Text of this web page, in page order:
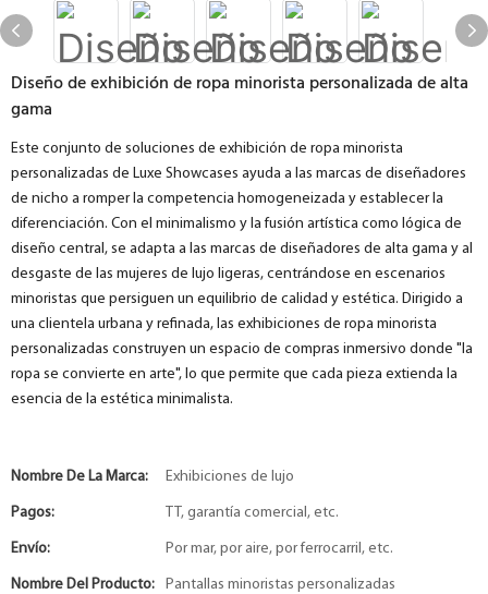
Diseño de exhibición de ropa minorista personalizada de alta
gama
Este conjunto de soluciones de exhibición de ropa minorista
personalizadas de Luxe Showcases ayuda a las marcas de diseñadores
de nicho a romper la competencia homogeneizada y establecer la
diferenciación. Con el minimalismo y la fusión artística como lógica de
diseño central, se adapta a las marcas de diseñadores de alta gama y al
desgaste de las mujeres de lujo ligeras, centrándose en escenarios
minoristas que persiguen un equilibrio de calidad y estética. Dirigido a
una clientela urbana y refinada, las exhibiciones de ropa minorista
personalizadas construyen un espacio de compras inmersivo donde "la
ropa se convierte en arte", lo que permite que cada pieza extienda la
esencia de la estética minimalista.
Nombre De La Marca: Exhibiciones de lujo
Pagos: TT, garantía comercial, etc.
Envío: Por mar, por aire, por ferrocarril, etc.
Nombre Del Producto: Pantallas minoristas personalizadas